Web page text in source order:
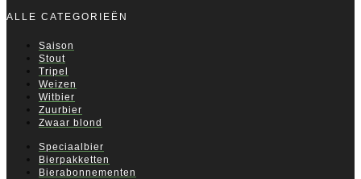
ALLE CATEGORIEËN
Saison
Stout
Tripel
Weizen
Witbier
Zuurbier
Zwaar blond
Speciaalbier
Bierpakketten
Bierabonnementen